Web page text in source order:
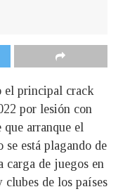
el principal crack
por lesión con
arranque el
está plagando de
carga de juegos en
clubes de los países